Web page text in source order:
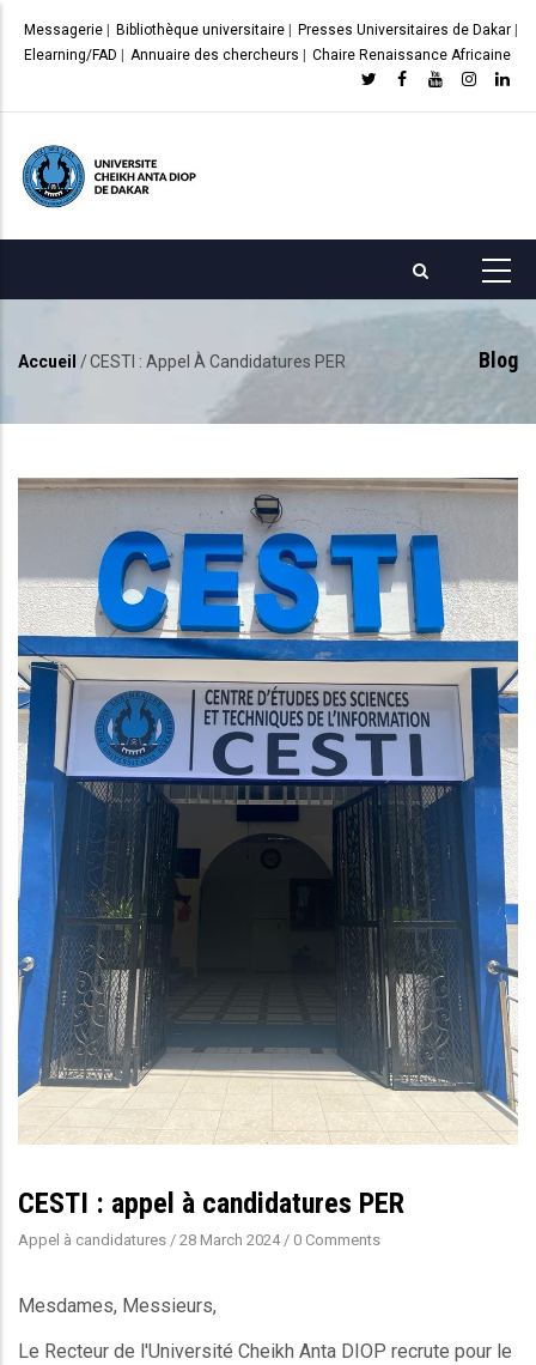
principal
Messagerie Bibliothèque universitaire Presses Universitaires de Dakar
Elearning/FAD
Annuaire des chercheurs Chaire Renaissance Africaine
Blog
d'Ariane
Accueil /CESTI : Appel À Candidatures PER
CESTI : appel à candidatures PER
Appel à candidatures / 28 March 2024/ 0 Comments
Mesdames, Messieurs,
Le Recteur de l'Université Cheikh Anta DIOP recrute pour le